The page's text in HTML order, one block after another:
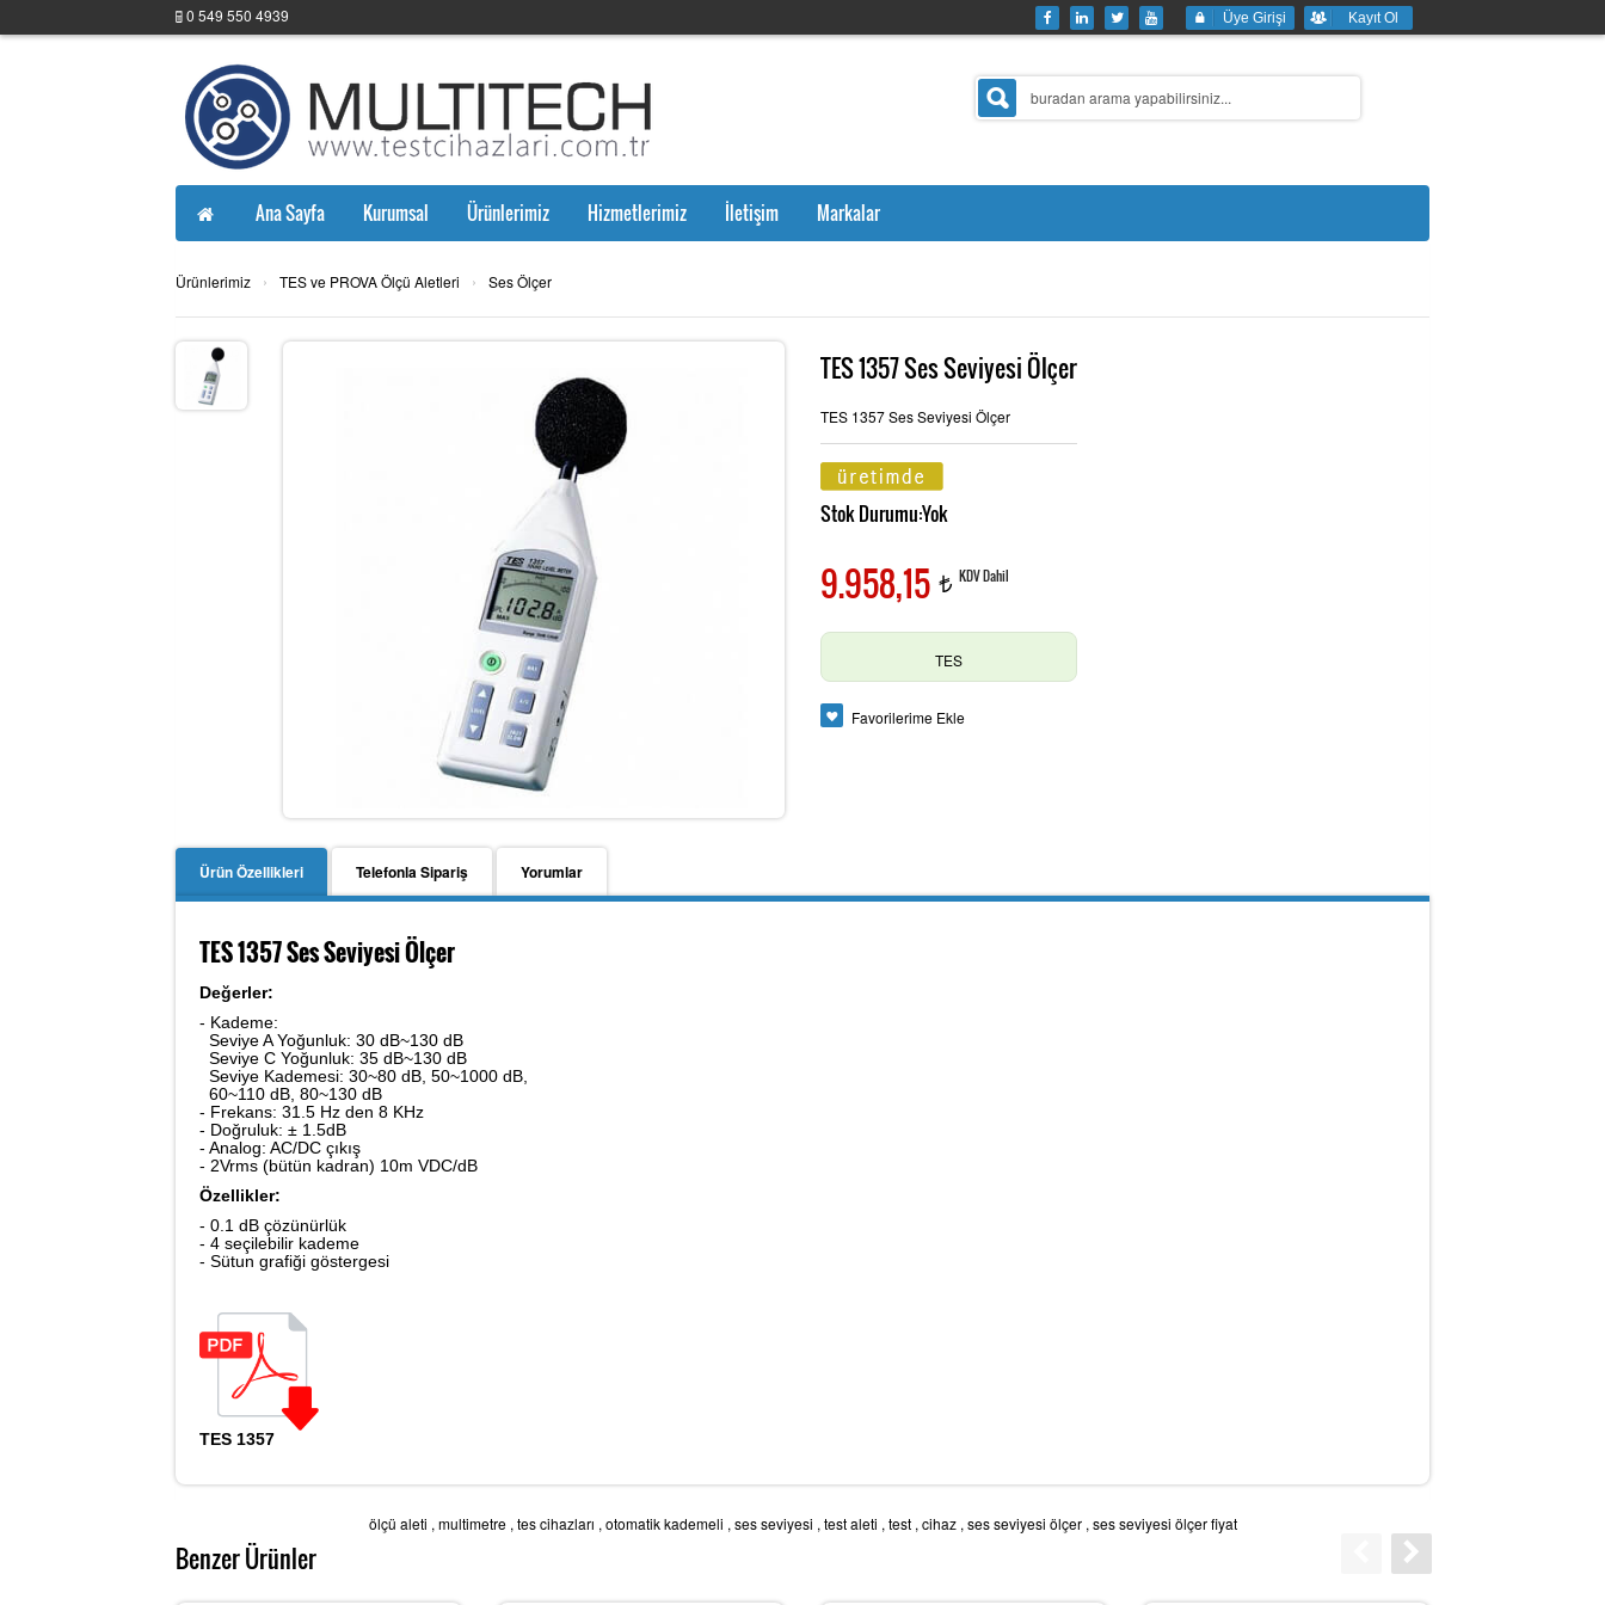
0 549 550 4939 Üye Girişi Kayıt Ol
Ana Sayfa Kurumsal Ürünlerimiz Hizmetlerimiz İletişim Markalar
Ürünlerimiz › TES ve PROVA Ölçü Aletleri › Ses Ölçer
TES 1357 Ses Seviyesi Ölçer
TES 1357 Ses Seviyesi Ölçer
Stok Durumu:Yok
9.958,15 t KDV Dahil
TES
Favorilerime Ekle
Ürün Özellikleri Telefonla Sipariş Yorumlar
TES 1357 Ses Seviyesi Ölçer
Değerler:
- Kademe:
Seviye A Yoğunluk: 30 dB~130 dB
Seviye C Yoğunluk: 35 dB~130 dB
Seviye Kademesi: 30~80 dB, 50~1000 dB,
60~110 dB, 80~130 dB
- Frekans: 31.5 Hz den 8 KHz
- Doğruluk: ± 1.5dB
- Analog: AC/DC çıkış
- 2Vrms (bütün kadran) 10m VDC/dB
Özellikler:
- 0.1 dB çözünürlük
- 4 seçilebilir kademe
- Sütun grafiği göstergesi
TES 1357
ölçü aleti , multimetre, tes cihazları , otomatik kademeli , ses seviyesi , test aleti , test, cihaz, ses seviyesi ölçer, ses seviyesi ölçer fiyat
Benzer Ürünler